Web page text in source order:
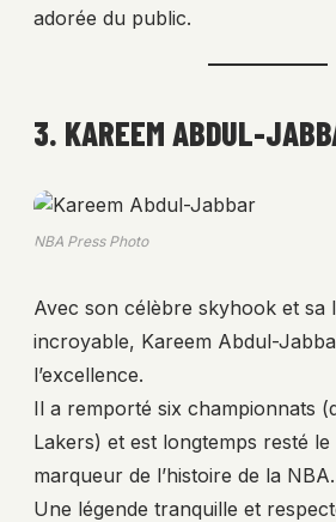
adorée du public.
3. KAREEM ABDUL-
NBA Press Photo
Avec son célèbre skyhook et sa
incroyable, Kareem Abdul-
l’excellence.
Il a remporté six championnats
Lakers) et est longtemps resté
marqueur de l’histoire de la NBA.
Une légende tranquille et